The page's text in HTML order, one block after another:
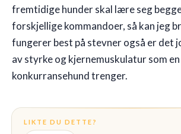
fremtidige hunder skal lære seg
forskjellige kommandoer, så kan jeg
fungerer best på stevner også er det
av styrke og kjernemuskulatur som
konkurransehund trenger.
LIKTE DU DETTE?